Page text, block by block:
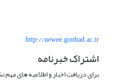
http://newee.gonbad.ac.ir
اشتراک خبرنامه
برای دریافت اخبار و اطلاعیه های